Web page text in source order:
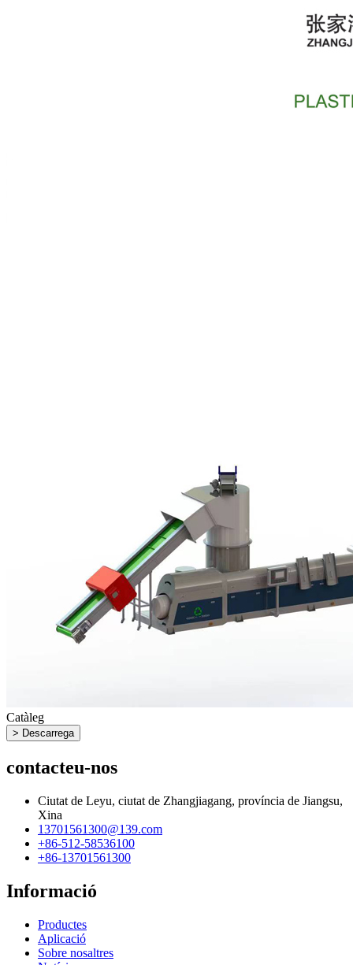
Catàleg
> Descarrega
contacteu-nos
Ciutat de Leyu, ciutat de Zhangjiagang, província de Jiangsu,
Xina
13701561300@139.com
+86-512-58536100
+86-13701561300
Informació
Productes
Aplicació
Sobre nosaltres